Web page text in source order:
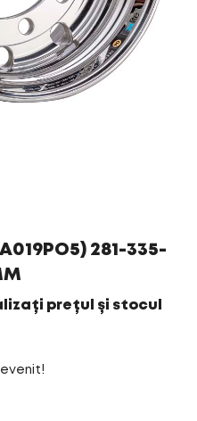
281-335-
prețul și stocul